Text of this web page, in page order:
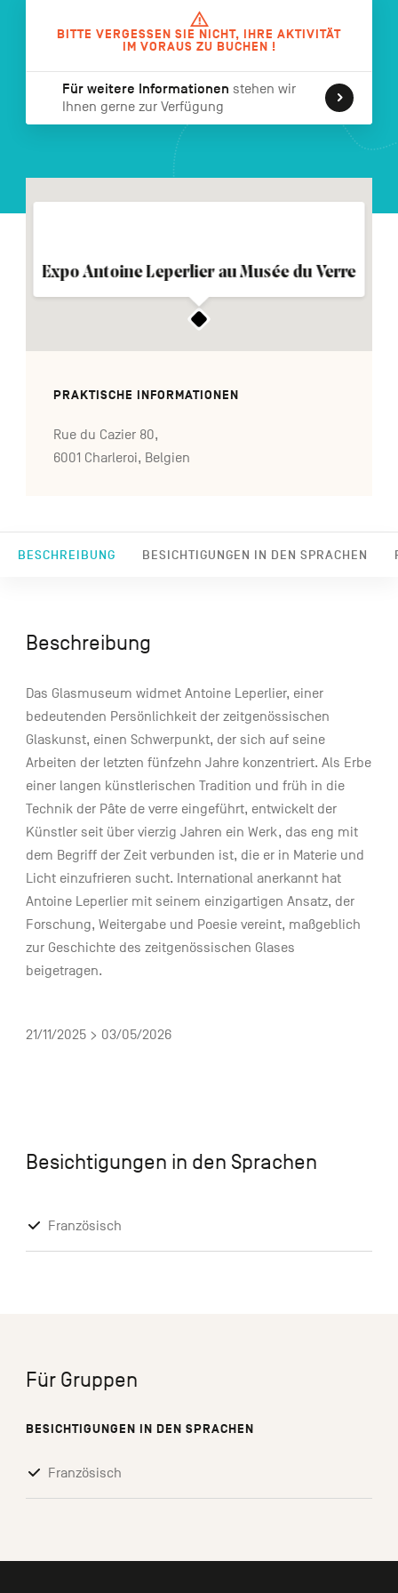
Navigation
secondaire
BITTE VERGESSEN SIE NICHT, IHRE AKTIVITÄT
IM VORAUS ZU BUCHEN !
Für weitere Informationen stehen wir
Ihnen gerne zur Verfügung
BESCHREIBUNG BESICHTIGUNGEN IN DEN SPRACHEN
Expo Antoine Leperlier au Musée du Verre
PRAKTISCHE INFORMATIONEN
Rue du Cazier 80,
6001 Charleroi, Belgien
Beschreibung
Das Glasmuseum widmet Antoine Leperlier, einer
bedeutenden Persönlichkeit der zeitgenössischen
Glaskunst, einen Schwerpunkt, der sich auf seine
Arbeiten der letzten fünfzehn Jahre konzentriert. Als Erbe
einer langen künstlerischen Tradition und früh in die
Technik der Pâte de verre eingeführt, entwickelt der
Künstler seit über vierzig Jahren ein Werk, das eng mit
dem Begriff der Zeit verbunden ist, die er in Materie und
Licht einzufrieren sucht. International anerkannt hat
Antoine Leperlier mit seinem einzigartigen Ansatz, der
Forschung, Weitergabe und Poesie vereint, maßgeblich
zur Geschichte des zeitgenössischen Glases
beigetragen.
21/11/2025 > 03/05/2026
Besichtigungen in den Sprachen
Französisch
Für Gruppen
BESICHTIGUNGEN IN DEN SPRACHEN
Französisch